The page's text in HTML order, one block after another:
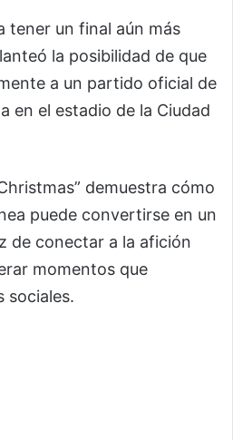
tener un final aún más
la posibilidad de que
a un partido oficial de
en el estadio de la Ciudad
demuestra cómo
puede convertirse en un
de conectar a la afición
momentos que
sociales.